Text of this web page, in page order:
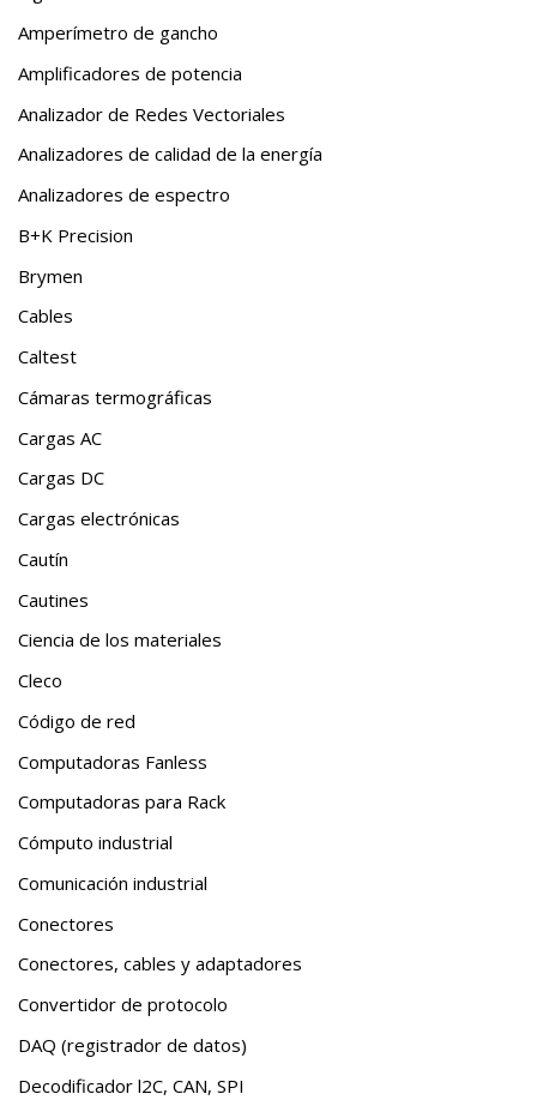
Amperímetro de gancho
Amplificadores de potencia
Analizador de Redes Vectoriales
Analizadores de calidad de la energía
Analizadores de espectro
B+K Precision
Brymen
Cables
Caltest
Cámaras termográficas
Cargas AC
Cargas DC
Cargas electrónicas
Cautín
Cautines
Ciencia de los materiales
Cleco
Código de red
Computadoras Fanless
Computadoras para Rack
Cómputo industrial
Comunicación industrial
Conectores
Conectores, cables y adaptadores
Convertidor de protocolo
DAQ (registrador de datos)
Decodificador l2C, CAN, SPI